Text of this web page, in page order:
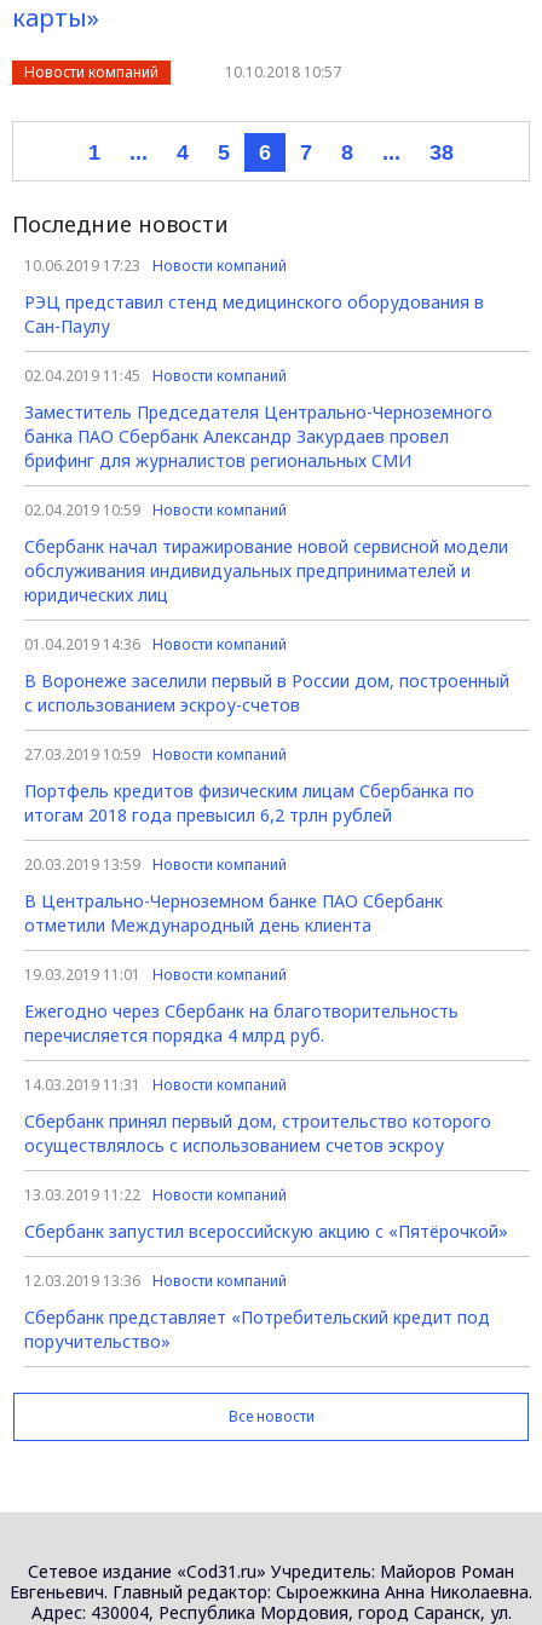
карты»
Новости компаний 10.10.2018 10:57
1 ... 4 5 6 7 8 ... 38
Последние новости
10.06.2019 17:23 Новости компаний
РЭЦ представил стенд медицинского оборудования в
Сан-Паулу
02.04.2019 11:45 Новости компаний
Заместитель Председателя Центрально-Черноземного
банка ПАО Сбербанк Александр Закурдаев провел
брифинг для журналистов региональных СМИ
02.04.2019 10:59 Новости компаний
Сбербанк начал тиражирование новой сервисной модели
обслуживания индивидуальных предпринимателей и
юридических лиц
01.04.2019 14:36 Новости компаний
В Воронеже заселили первый в России дом, построенный
с использованием эскроу-счетов
27.03.2019 10:59 Новости компаний
Портфель кредитов физическим лицам Сбербанка по
итогам 2018 года превысил 6,2 трлн рублей
20.03.2019 13:59 Новости компаний
В Центрально-Черноземном банке ПАО Сбербанк
отметили Международный день клиента
19.03.2019 11:01 Новости компаний
Ежегодно через Сбербанк на благотворительность
перечисляется порядка 4 млрд руб.
14.03.2019 11:31 Новости компаний
Сбербанк принял первый дом, строительство которого
осуществлялось с использованием счетов эскроу
13.03.2019 11:22 Новости компаний
Сбербанк запустил всероссийскую акцию с «Пятёрочкой»
12.03.2019 13:36 Новости компаний
Сбербанк представляет «Потребительский кредит под
поручительство»
Все новости
Сетевое издание «Cod31.ru» Учредитель: Майоров Роман
Евгеньевич. Главный редактор: Сыроежкина Анна Николаевна.
Адрес: 430004, Республика Мордовия, город Саранск, ул.